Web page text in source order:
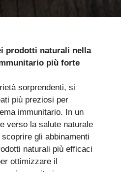
prodotti naturali nella
più forte
sorprendenti, si
più preziosi per
immunitario. In un
verso la salute naturale
gli abbinamenti
naturali più efficaci
ottimizzare il